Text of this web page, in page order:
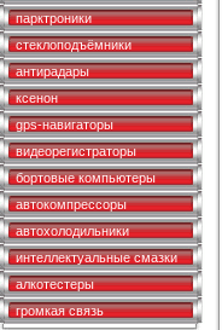
парктроники
стеклоподъёмники
антирадары
ксенон
gps-навигаторы
видеорегистраторы
бортовые компьютеры
автокомпрессоры
автохолодильники
интеллектуальные смазки
алкотестеры
громкая связь